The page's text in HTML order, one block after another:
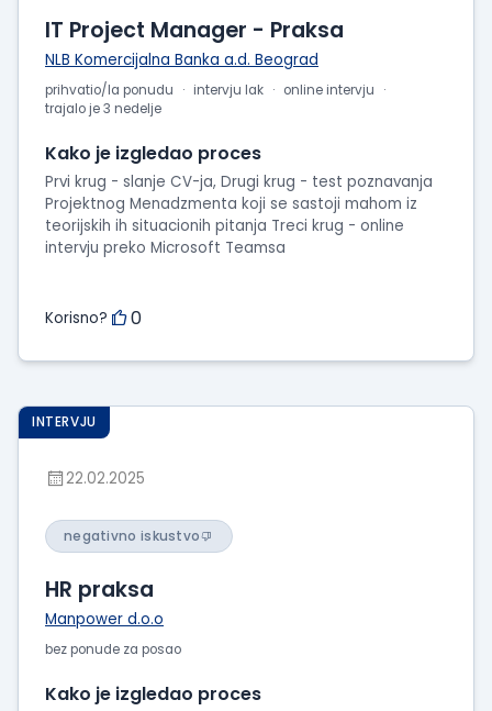
IT Project Manager - Praksa
NLB Komercijalna Banka a.d. Beograd
prihvatio/la ponudu intervju lak
online intervju
trajalo je 3 nedelje
Kako je izgledao proces
Prvi krug - slanje CV-ja, Drugi krug - test poznavanja
Projektnog Menadzmenta koji se sastoji mahom iz
teorijskih ih situacionih pitanja Treci krug - online
intervju preko Microsoft Teamsa
Korisno? 0
INTERVJU
22.02.2025
negativno iskustvo
HR praksa
Manpower d.o.o
bez ponude za posao
Kako je izgledao proces